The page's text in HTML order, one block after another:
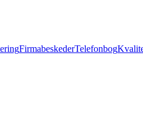
FirmabeskederTelefonbog